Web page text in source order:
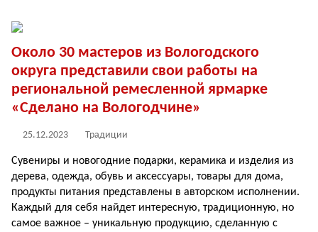
Около 30 мастеров из Вологодского
округа представили свои работы на
региональной ремесленной ярмарке
«Сделано на Вологодчине»
25.12.2023 Традиции
Сувениры и новогодние подарки, керамика и изделия из
дерева, одежда, обувь и аксессуары, товары для дома,
продукты питания представлены в авторском исполнении.
Каждый для себя найдет интересную, традиционную, но
самое важное – уникальную продукцию, сделанную с